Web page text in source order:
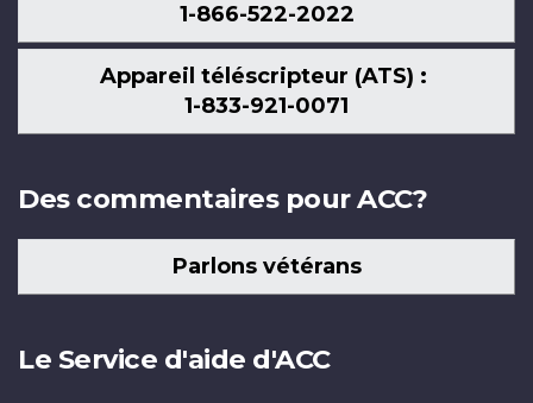
1-866-522-2022
Appareil téléscripteur (ATS) :
1-833-921-0071
Des commentaires pour ACC?
Parlons vétérans
Le Service d'aide d'ACC